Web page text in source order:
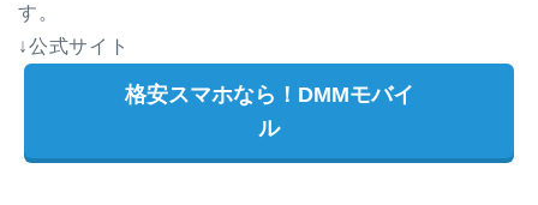
す。
↓公式サイト
格安スマホなら！DMMモバイ
ル